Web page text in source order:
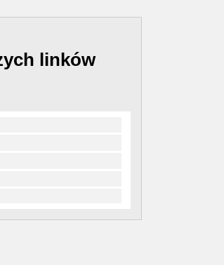
linków